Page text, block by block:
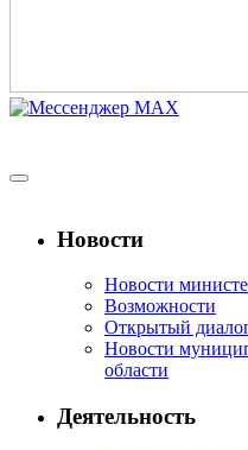
Новости
Новости
Возможности
Открытый
Новости
области
Деятельность